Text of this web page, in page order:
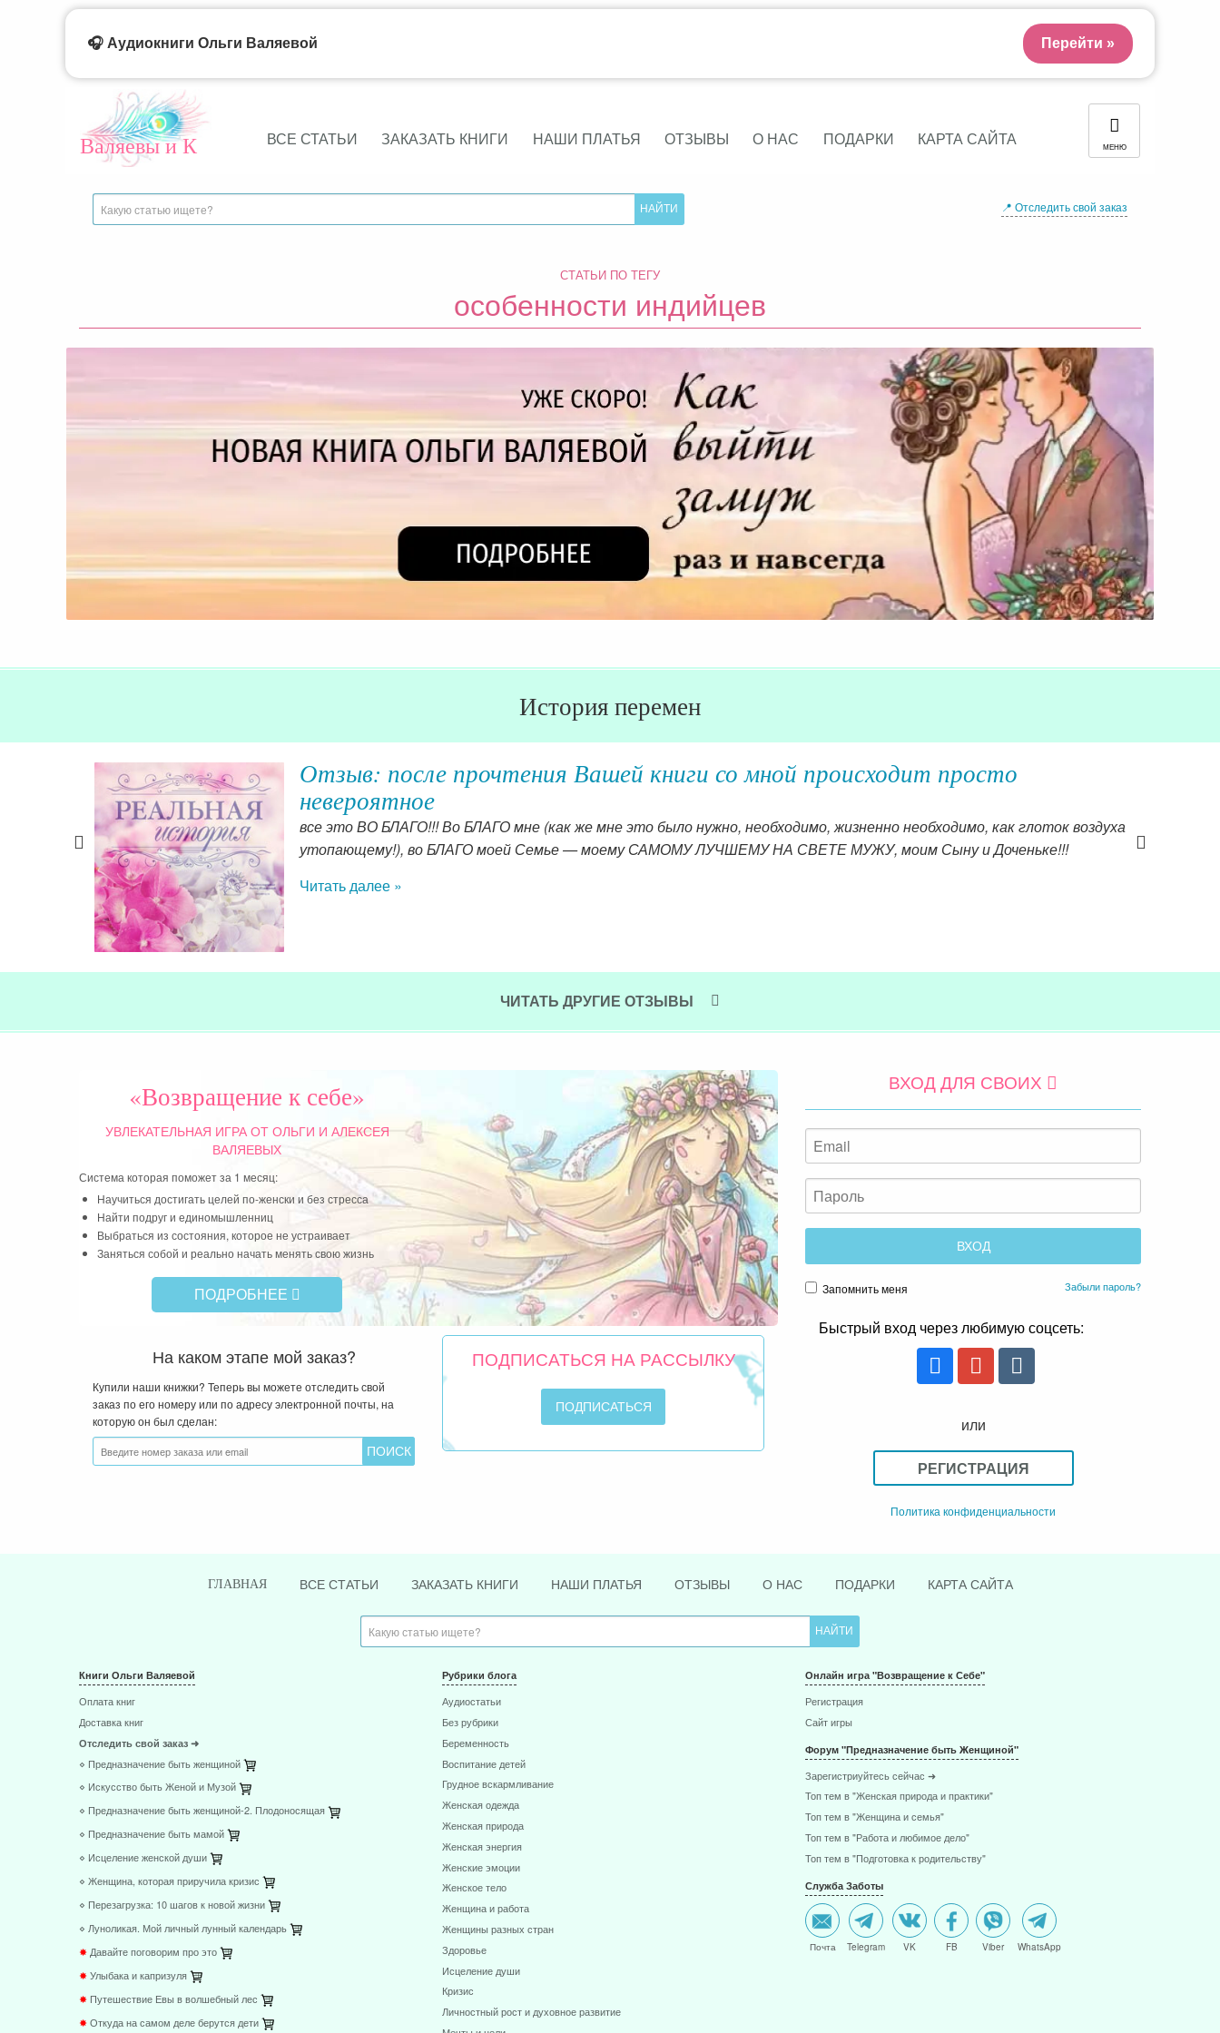
Валяевы и К ВСЕ СТАТЬИ ЗАКАЗАТЬ КНИГИ НАШИ ПЛАТЬЯ ОТЗЫВЫ О НАС ПОДАРКИ КАРТА САЙТА МЕНЮ
📍 Отследить свой заказ
СТАТЬИ ПО ТЕГУ
особенности индийцев
История перемен
Отзыв: после прочтения Вашей книги со мной происходит просто
невероятное
все это ВО БЛАГО!!! Во БЛАГО мне (как же мне это было нужно, необходимо, жизненно необходимо, как глоток воздуха
утопающему!), во БЛАГО моей Семье — моему САМОМУ ЛУЧШЕМУ НА СВЕТЕ МУЖУ, моим Сыну и Доченьке!!!
Читать далее »
ЧИТАТЬ ДРУГИЕ ОТЗЫВЫ
«Возвращение к себе»
УВЛЕКАТЕЛЬНАЯ ИГРАОТ ОЛЬГИ И АЛЕКСЕЯ
ВАЛЯЕВЫХ
Система которая поможет за 1 месяц:
Научиться достигать целей по-женски и без стресса
Найти подруг и единомышленниц
Выбраться из состояния, которое не устраивает
Заняться собой и реально начать менять свою жизнь
ПОДРОБНЕЕ
На каком этапе мой заказ?
Купили наши книжки? Теперь вы можете отследить свой
заказ по его номеру или по адресу электронной почты, на
которую он был сделан:
ПОДПИСАТЬСЯ НА РАССЫЛКУ
ВХОД ДЛЯ СВОИХ
Запомнить меня Забыли пароль?
Быстрый вход через любимую соцсеть:
или
РЕГИСТРАЦИЯ
Политика конфиденциальности
ГЛАВНАЯ ВСЕ СТАТЬИ ЗАКАЗАТЬ КНИГИ НАШИ ПЛАТЬЯ ОТЗЫВЫ О НАС ПОДАРКИ КАРТА САЙТА
Книги Ольги Валяевой
Оплата книг
Доставка книг
Отследить свой заказ ➜
⋄ Предназначение быть женщиной
⋄ Искусство быть Женой и Музой
⋄ Предназначение быть женщиной-2. Плодоносящая
⋄ Предназначение быть мамой
⋄ Исцеление женской души
⋄ Женщина, которая приручила кризис
⋄ Перезагрузка: 10 шагов к новой жизни
⋄ Луноликая. Мой личный лунный календарь
✸ Давайте поговорим про это
✸Улыбака и капризуля
✸ Путешествие Евы в волшебный лес
✸Откуда на самом деле берутся дети
Рубрики блога
Аудиостатьи
Без рубрики
Беременность
Воспитание детей
Грудное вскармливание
Женская одежда
Женская природа
Женская энергия
Женские эмоции
Женское тело
Женщина и работа
Женщины разных стран
Здоровье
Исцеление души
Кризис
Личностный рост и духовное развитие
Онлайн игра "Возвращение к Себе"
Регистрация
Сайт игры
Форум "Предназначение быть Женщиной"
Зарегистриуйтесь сейчас ➜
Топ тем в "Женская природа и практики"
Топ тем в "Женщина и семья"
Топ тем в "Работа и любимое дело"
Топ тем в "Подготовка к родительству"
Служба Заботы
Почта Telegram VK FB Viber WhatsApp
🎧 Аудиокниги Ольги Валяевой Перейти »